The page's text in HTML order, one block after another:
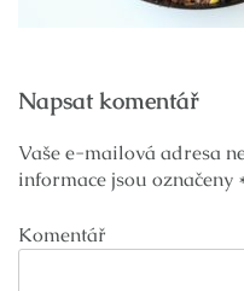
pro
příspěvek
Napsat komentář
Vaše e-mailová adresa
informace jsou označeny
Komentář